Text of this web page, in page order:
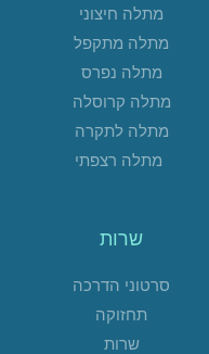
מתלה חיצוני
מתלה מתקפל
מתלה נפרס
מתלה קרוסלה
מתלה לתקרה
מתלה רצפתי
שרות
סרטוני הדרכה
תחזוקה
שרות